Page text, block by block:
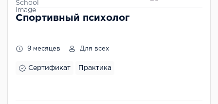
Спортивный психолог
9 месяцев Для всех
Сертификат Практика